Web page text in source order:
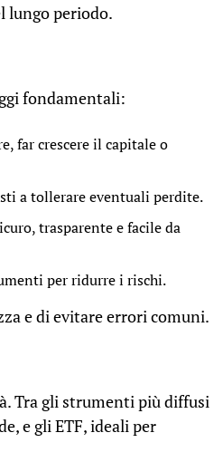
lungo periodo.
fondamentali:
far crescere il capitale o
a tollerare eventuali perdite.
trasparente e facile da
per ridurre i rischi.
e di evitare errori comuni.
Tra gli strumenti più diffusi
e gli ETF, ideali per